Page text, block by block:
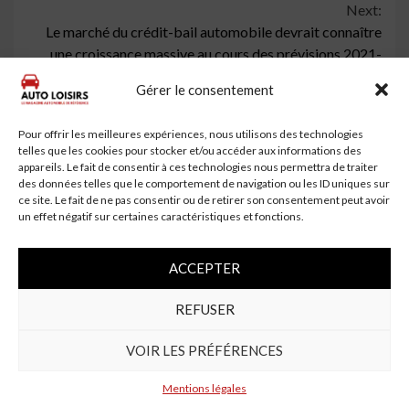
Gérer le consentement
Pour offrir les meilleures expériences, nous utilisons des technologies
telles que les cookies pour stocker et/ou accéder aux informations des
appareils. Le fait de consentir à ces technologies nous permettra de traiter
des données telles que le comportement de navigation ou les ID uniques sur
ce site. Le fait de ne pas consentir ou de retirer son consentement peut avoir
un effet négatif sur certaines caractéristiques et fonctions.
ACCEPTER
REFUSER
VOIR LES PRÉFÉRENCES
Mentions légales
Next:
Le marché du crédit-bail automobile devrait connaître
une croissance massive au cours des prévisions 2021-
À lire aussi